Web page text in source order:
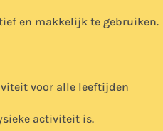
en makkelijk te gebruiken.
voor alle leeftijden
activiteit is.